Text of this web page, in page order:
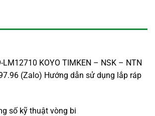
KOYO TIMKEN – NSK – NTN
(Zalo) Hướng dẫn sử dụng lắp ráp
số kỹ thuật vòng bi